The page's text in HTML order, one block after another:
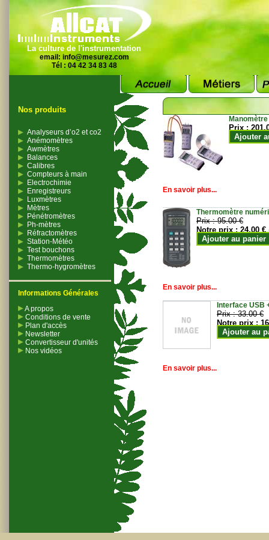
La culture de l'instrumentation
email: info@mesurez.com
Tél : 04 42 34 83 48
Nos produits
Analyseurs d’o2 et co2
Anémomètres
Awmètres
Balances
Calibres
Compteurs à main
Electrochimie
Enregistreurs
Luxmètres
Mètres
Pénétromètres
Ph-mètres
Réfractomètres
Station-Météo
Test bouchons
Thermomètres
Thermo-hygromètres
Informations Générales
A propos
Conditions de vente
Plan d'accès
Newsletter
Convertisseur d'unités
Nos vidéos
Prix :
Ajouter
En savoir plus...
Thermomètre
Prix :95.00 €
Notre prix :24.00 €
Ajouter au panier
En savoir plus...
Interface USB
Prix :33.00 €
Notre prix :
Ajouter au
En savoir plus...